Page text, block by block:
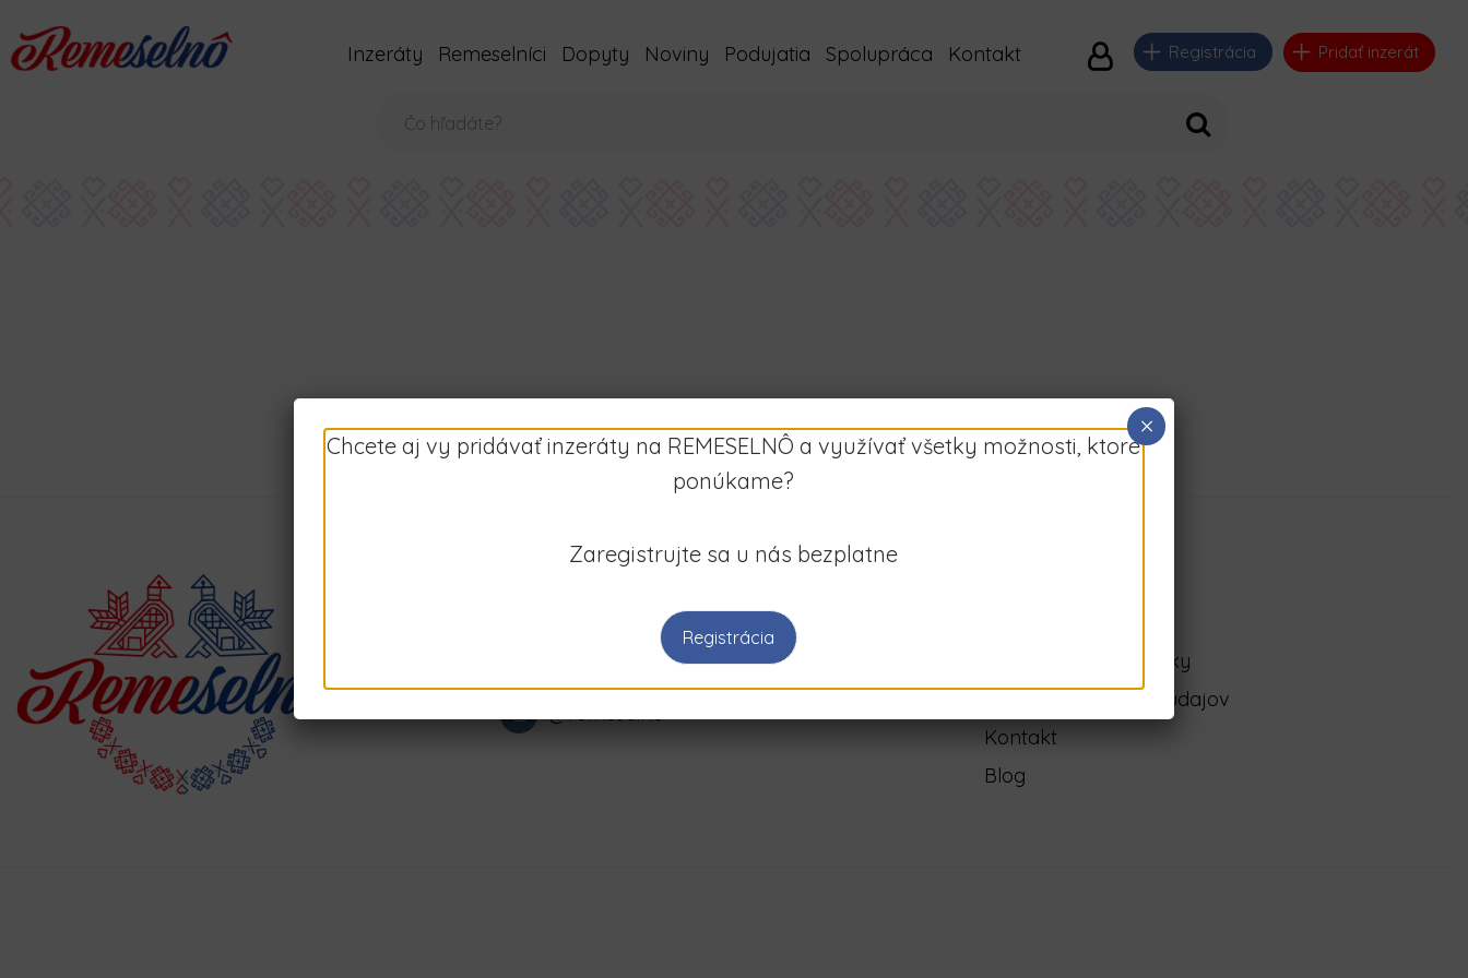
Inzeráty Remeselníci Dopyty Noviny Podujatia Spolupráca Kontakt Registrácia Pridať inzerát
Sociálne siete
Podporme remeslá na Slovensku
@remeselno
Obchodné podmienky
Ochrana osobných údajov
Kontakt
Blog
Chcete aj vy pridávať inzeráty na REMESELNÔ a využívať všetky možnosti, ktoré
ponúkame?
Zaregistrujte sa u nás bezplatne
Registrácia
×